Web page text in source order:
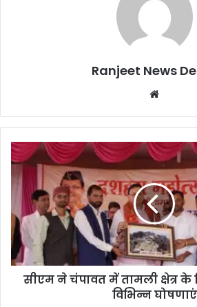
Ranjeet News
te
सीएम ने चंपावत में तामली क्षेत्र
विभिन्न घोषणाएं